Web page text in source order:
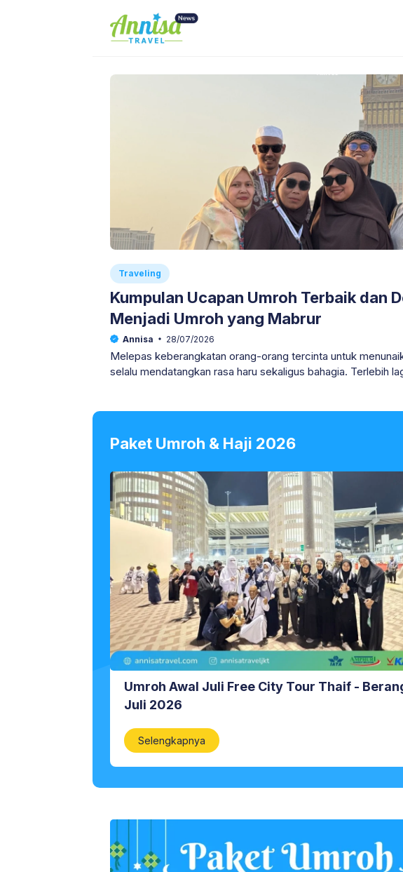
Traveling
Kumpulan Ucapan Umroh Terbaik dan
Menjadi Umroh yang Mabrur
Annisa 28/07/2026
Melepas keberangkatan orang-orang tercinta untuk
selalu mendatangkan rasa haru sekaligus bahagia. Terlebih
Paket Umroh & Haji 2026
Umroh Awal Juli Free City Tour Thaif -
Juli 2026
Selengkapnya